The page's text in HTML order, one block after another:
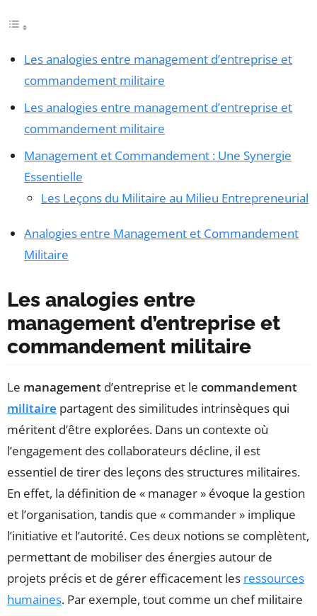
Les analogies entre management d’entreprise et
commandement militaire
Les analogies entre management d’entreprise et
commandement militaire
Management et Commandement : Une Synergie
Essentielle
Les Leçons du Militaire au Milieu Entrepreneurial
Analogies entre Management et Commandement
Militaire
Les analogies entre
management d’entreprise et
commandement militaire
Le management d’entreprise et le commandement
militaire partagent des similitudes intrinsèques qui
méritent d’être explorées. Dans un contexte où
l’engagement des collaborateurs décline, il est
essentiel de tirer des leçons des structures militaires.
En effet, la définition de « manager » évoque la gestion
et l’organisation, tandis que « commander » implique
l’initiative et l’autorité. Ces deux notions se complètent,
permettant de mobiliser des énergies autour de
projets précis et de gérer efficacement les ressources
humaines. Par exemple, tout comme un chef militaire